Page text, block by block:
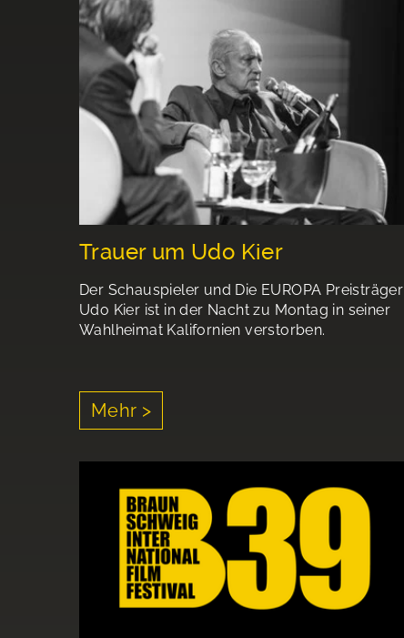
Trauer um Udo Kier
Der Schauspieler und Die EUROPA Preisträger
Udo Kier ist in der Nacht zu Montag in seiner
Wahlheimat Kalifornien verstorben.
Mehr >